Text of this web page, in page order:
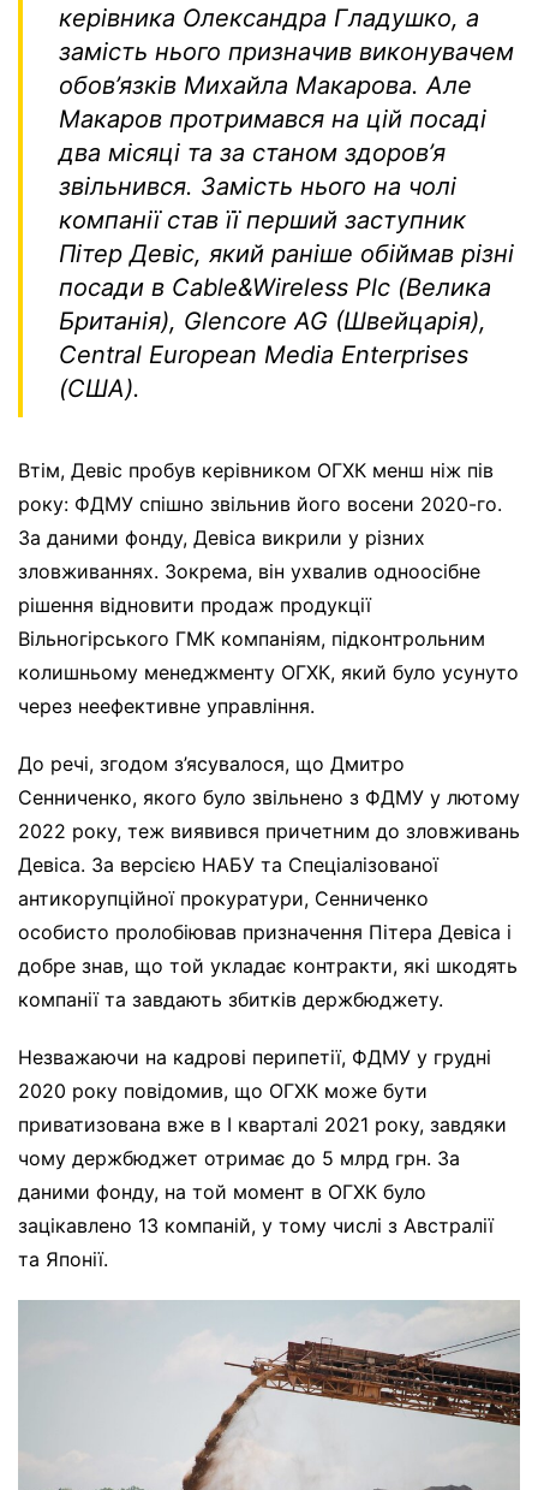
керівника Олександра Гладушко, а
замість нього призначив виконувачем
обов’язків Михайла Макарова. Але
Макаров протримався на цій посаді
два місяці та за станом здоров’я
звільнився. Замість нього на чолі
компанії став її перший заступник
Пітер Девіс, який раніше обіймав різні
посади в Cable&Wireless Plc (Велика
Британія), Glencore AG (Швейцарія),
Central European Media Enterprises
(США).
Втім, Девіс пробув керівником ОГХК менш ніж пів
року: ФДМУ спішно звільнив його восени 2020-го.
За даними фонду, Девіса викрили у різних
зловживаннях. Зокрема, він ухвалив одноосібне
рішення відновити продаж продукції
Вільногірського ГМК компаніям, підконтрольним
колишньому менеджменту ОГХК, який було усунуто
через неефективне управління.
До речі, згодом з’ясувалося, що Дмитро
Сенниченко, якого було звільнено з ФДМУ у лютому
2022 року, теж виявився причетним до зловживань
Девіса. За версією НАБУ та Спеціалізованої
антикорупційної прокуратури, Сенниченко
особисто пролобіював призначення Пітера Девіса і
добре знав, що той укладає контракти, які шкодять
компанії та завдають збитків держбюджету.
Незважаючи на кадрові перипетії, ФДМУ у грудні
2020 року повідомив, що ОГХК може бути
приватизована вже в І кварталі 2021 року, завдяки
чому держбюджет отримає до 5 млрд грн. За
даними фонду, на той момент в ОГХК було
зацікавлено 13 компаній, у тому числі з Австралії
та Японії.